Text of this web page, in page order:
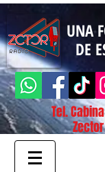
UNA
DE
Tel.